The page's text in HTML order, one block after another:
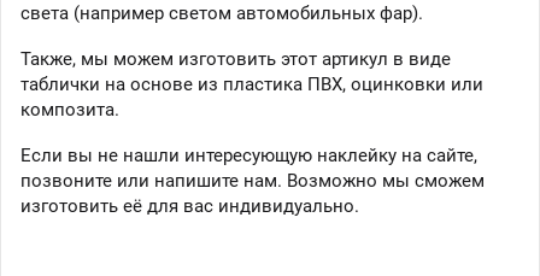
света (например светом автомобильных фар).
Также, мы можем изготовить этот артикул в виде
таблички на основе из пластика ПВХ, оцинковки или
композита.
Если вы не нашли интересующую наклейку на сайте,
позвоните или напишите нам. Возможно мы сможем
изготовить её для вас индивидуально.